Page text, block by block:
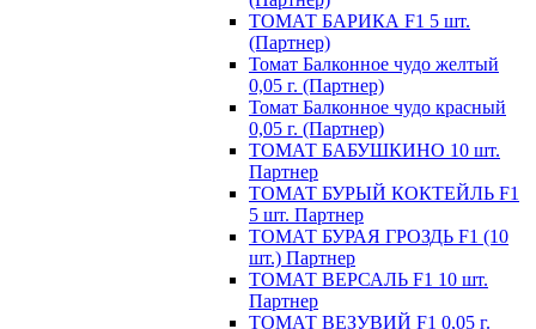
ТОМАТ БАРИКА F1 5 шт.
(Партнер)
Томат Балконное чудо желтый
0,05 г. (Партнер)
Томат Балконное чудо красный
0,05 г. (Партнер)
ТОМАТ БАБУШКИНО 10 шт.
Партнер
ТОМАТ БУРЫЙ КОКТЕЙЛЬ F1
5 шт. Партнер
ТОМАТ БУРАЯ ГРОЗДЬ F1 (10
шт.) Партнер
ТОМАТ ВЕРСАЛЬ F1 10 шт.
Партнер
ТОМАТ ВЕЗУВИЙ F1 0,05 г.